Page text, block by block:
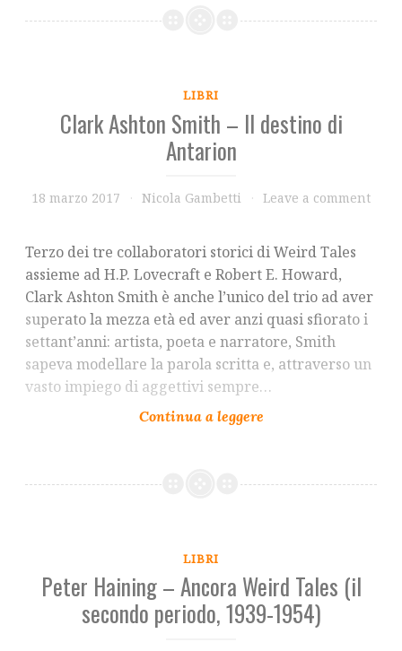
LIBRI
Clark Ashton Smith – Il destino di
Antarion
18 marzo 2017 Nicola Gambetti Leave a comment
Terzo dei tre collaboratori storici di Weird Tales
assieme ad H.P. Lovecraft e Robert E. Howard,
Clark Ashton Smith è anche l’unico del trio ad aver
superato la mezza età ed aver anzi quasi sfiorato i
settant’anni: artista, poeta e narratore, Smith
sapeva modellare la parola scritta e, attraverso un
vasto impiego di aggettivi sempre…
LIBRI
Peter Haining – Ancora Weird Tales (il
secondo periodo, 1939-1954)